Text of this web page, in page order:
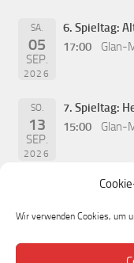
Wir verwenden Cookies, um
SA.
05
SEP.
2026
6. Spieltag:
17:00
Glan-
SO.
13
SEP.
2026
7. Spieltag:
15:00
Glan-